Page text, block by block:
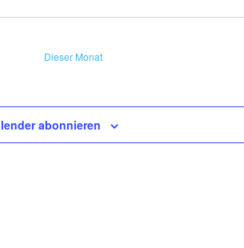
Dieser Monat
abonnieren